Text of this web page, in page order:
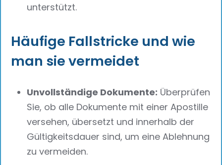
unterstützt.
Häufige Fallstricke und wie
man sie vermeidet
Unvollständige Dokumente: Überprüfen
Sie, ob alle Dokumente mit einer Apostille
versehen, übersetzt und innerhalb der
Gültigkeitsdauer sind, um eine Ablehnung
zu vermeiden.